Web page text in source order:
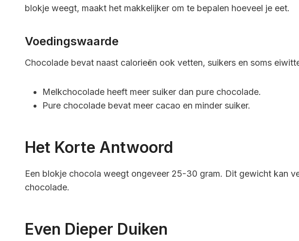
blokje weegt, maakt het makkelijker om te bepalen hoeveel je eet.
Voedingswaarde
Chocolade bevat naast calorieën ook vetten, suikers en soms
Melkchocolade heeft meer suiker dan pure chocolade.
Pure chocolade bevat meer cacao en minder suiker.
Het Korte Antwoord
Een blokje chocola weegt ongeveer 25-30 gram. Dit gewicht kan
chocolade.
Even Dieper Duiken